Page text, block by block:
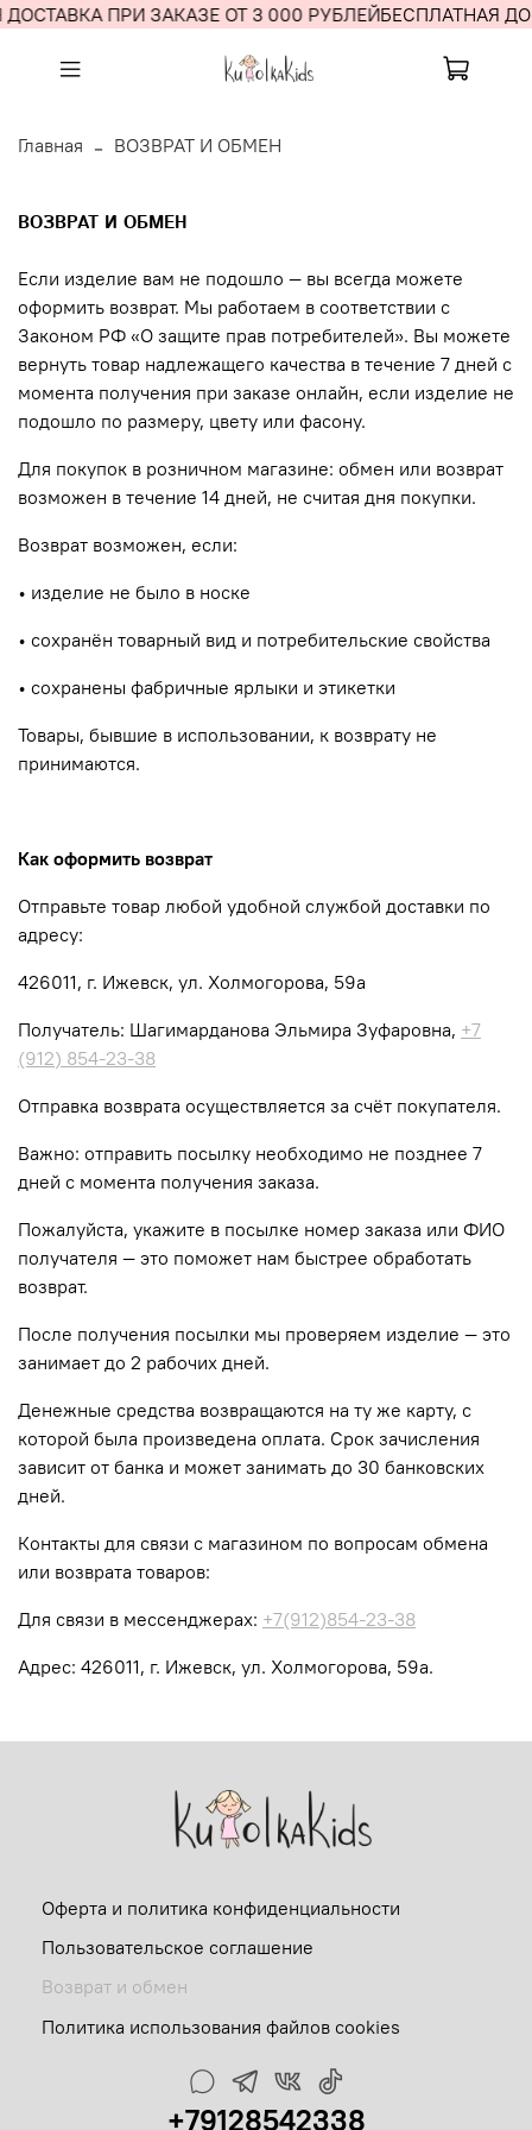
ПРИ ЗАКАЗЕ ОТ 3 000 РУБЛЕЙБЕСПЛАТНАЯ
Главная ВОЗВРАТ И ОБМЕН
ВОЗВРАТ И ОБМЕН
Если изделие вам не подошло — вы всегда можете
оформить возврат. Мы работаем в соответствии с
Законом РФ «О защите прав потребителей». Вы можете
вернуть товар надлежащего качества в течение 7 дней с
момента получения при заказе онлайн, если изделие не
подошло по размеру, цвету или фасону.
Для покупок в розничном магазине: обмен или возврат
возможен в течение 14 дней, не считая дня покупки.
Возврат возможен, если:
• изделие не было в носке
• сохранён товарный вид и потребительские свойства
• сохранены фабричные ярлыки и этикетки
Товары, бывшие в использовании, к возврату не
принимаются.
Как оформить возврат
Отправьте товар любой удобной службой доставки по
адресу:
426011, г. Ижевск, ул. Холмогорова, 59а
Получатель: Шагимарданова Эльмира Зуфаровна, +7
(912) 854-23-38
Отправка возврата осуществляется за счёт покупателя.
Важно: отправить посылку необходимо не позднее 7
дней с момента получения заказа.
Пожалуйста, укажите в посылке номер заказа или ФИО
получателя — это поможет нам быстрее обработать
возврат.
После получения посылки мы проверяем изделие — это
занимает до 2 рабочих дней.
Денежные средства возвращаются на ту же карту, с
которой была произведена оплата. Срок зачисления
зависит от банка и может занимать до 30 банковских
дней.
Контакты для связи с магазином по вопросам обмена
или возврата товаров:
Для связи в мессенджерах: +7(912)854-23-38
Адрес: 426011, г. Ижевск, ул. Холмогорова, 59а.
Оферта и политика конфиденциальности
Пользовательское соглашение
Возврат и обмен
Политика использования файлов cookies
+79128542338